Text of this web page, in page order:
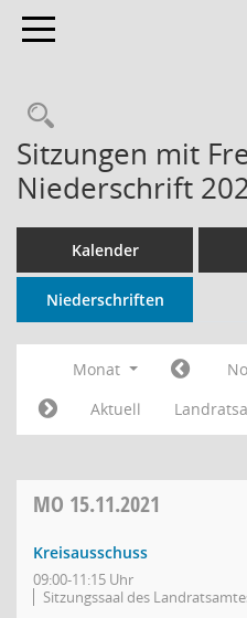
Toggle navigation
Sitzungen mit
Niederschrift
Kalender
Niederschriften
Monat
Aktuell
MO 15.11.2021
Kreisausschuss
09:00-11:15 Uhr
Sitzungssaal des